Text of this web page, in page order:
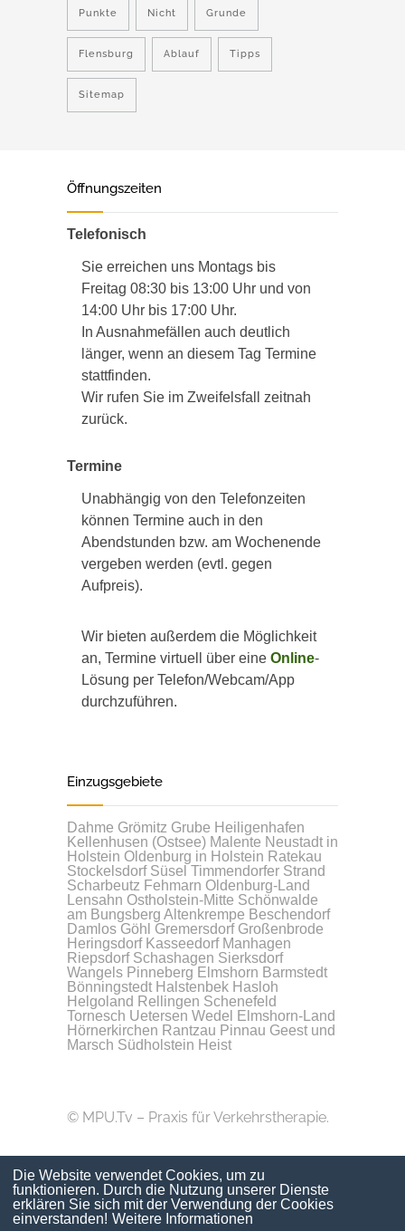
Die Website verwendet Cookies, um zu
funktionieren. Durch die Nutzung unserer Dienste
erklären Sie sich mit der Verwendung der Cookies
einverstanden! Weitere Informationen
Punkte Nicht Grunde
Flensburg Ablauf Tipps
Sitemap
Öffnungszeiten
Telefonisch
Sie erreichen uns Montags bis
Freitag 08:30 bis 13:00 Uhr und von
14:00 Uhr bis 17:00 Uhr.
In Ausnahmefällen auch deutlich
länger, wenn an diesem Tag Termine
stattfinden.
Wir rufen Sie im Zweifelsfall zeitnah
zurück.
Termine
Unabhängig von den Telefonzeiten
können Termine auch in den
Abendstunden bzw. am Wochenende
vergeben werden (evtl. gegen
Aufpreis).
Wir bieten außerdem die Möglichkeit
an, Termine virtuell über eine Online-
Lösung per Telefon/Webcam/App
durchzuführen.
Einzugsgebiete
Dahme Grömitz Grube Heiligenhafen
Kellenhusen (Ostsee) Malente Neustadt in
Holstein Oldenburg in Holstein Ratekau
Stockelsdorf Süsel Timmendorfer Strand
Scharbeutz Fehmarn Oldenburg-Land
Lensahn Ostholstein-Mitte Schönwalde
am Bungsberg Altenkrempe Beschendorf
Damlos Göhl Gremersdorf Großenbrode
Heringsdorf Kasseedorf Manhagen
Riepsdorf Schashagen Sierksdorf
Wangels Pinneberg Elmshorn Barmstedt
Bönningstedt Halstenbek Hasloh
Helgoland Rellingen Schenefeld
Tornesch Uetersen Wedel
Elmshorn-Land
Hörnerkirchen Rantzau Pinnau Geest und
Marsch Südholstein Heist
© MPU.Tv – Praxis für Verkehrstherapie.